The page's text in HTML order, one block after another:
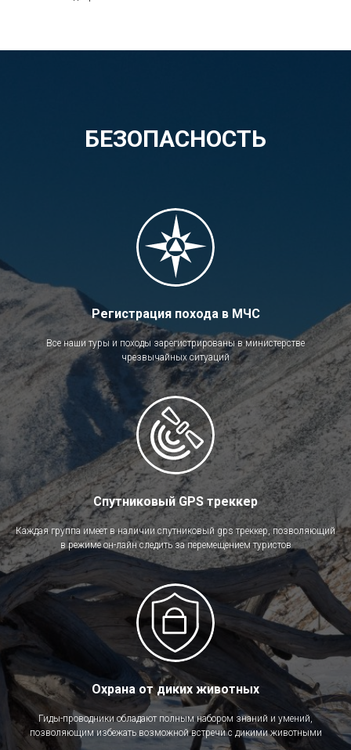
БЕЗОПАСНОСТЬ
Регистрация похода в МЧС
Все наши туры и походы зарегистрированы в министерстве
чрезвычайных ситуаций
Спутниковый GPS треккер
Каждая группа имеет в наличии спутниковый gps треккер, позволяющий
в режиме он-лайн следить за перемещением туристов
Охрана от диких животных
Гиды-проводники обладают полным набором знаний и умений,
позволяющим избежать возможной встречи с дикими животными